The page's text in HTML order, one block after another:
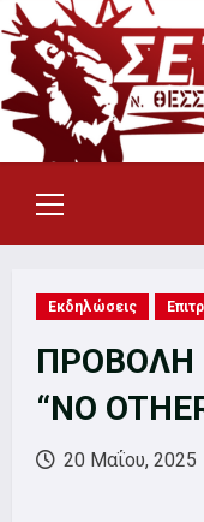
Skip
to
content
Primary
Menu
Εκδηλώσεις
ΠΡΟΒΟΛΗ
“NO
20 Μαΐου, 2025